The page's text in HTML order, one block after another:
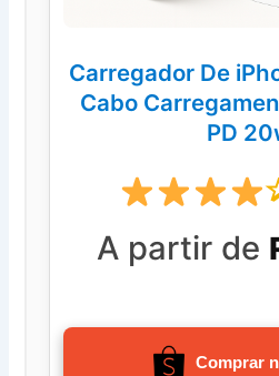
Carregador De
Cabo
PD
A partir de
Comprar